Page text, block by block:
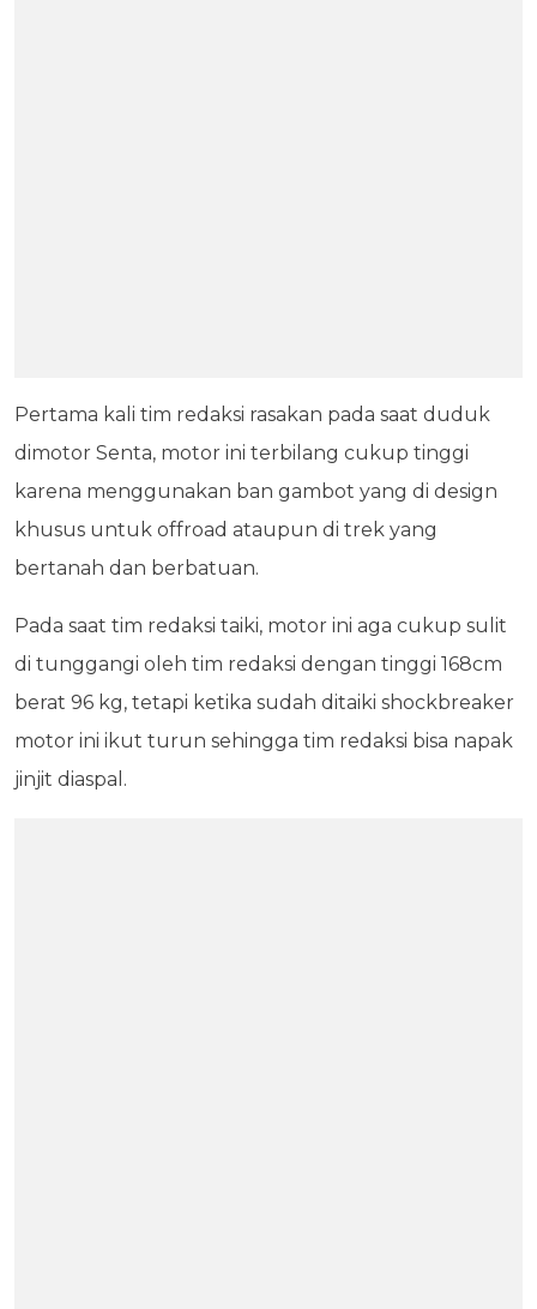
Pertama kali tim redaksi rasakan pada saat duduk
dimotor Senta, motor ini terbilang cukup tinggi
karena menggunakan ban gambot yang di design
khusus untuk offroad ataupun di trek yang
bertanah dan berbatuan.
Pada saat tim redaksi taiki, motor ini aga cukup sulit
di tunggangi oleh tim redaksi dengan tinggi 168cm
berat 96 kg, tetapi ketika sudah ditaiki shockbreaker
motor ini ikut turun sehingga tim redaksi bisa napak
jinjit diaspal.